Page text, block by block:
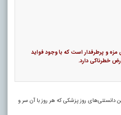
و پرطرفدار است که با وجود فواید
خطرناکی دارد.
دانستنی‌های روز پزشکی که هر روز با آن سر و